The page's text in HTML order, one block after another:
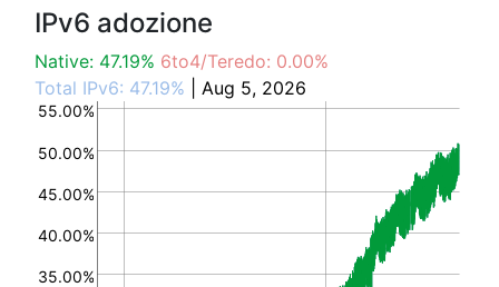
IPv6 adozione
Native: 47.19% 6to4/Teredo: 0.00%
Total IPv6: 47.19% | Aug 5, 2026
35.00%
40.00%
45.00%
50.00%
55.00%